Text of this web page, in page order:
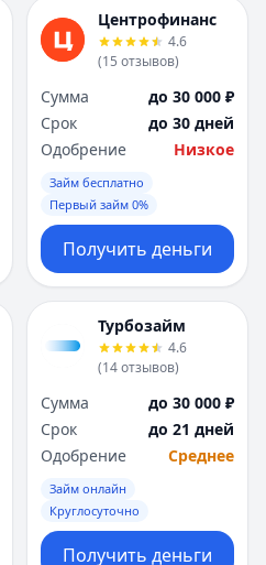
С
Самара
Саратов
Севастополь
Сочи
Сургут
Т
Тверь
Тольятти
Томск
Тула
Тюмень
У
Ульяновск
Х
Хабаровск
Ч
Чебоксары
Челябинск
С
Самара
Саратов
Севастополь
Сочи
Сургут
Т
Тверь
Тольятти
Томск
Тула
Тюмень
У
Ульяновск
Х
Хабаровск
Ч
Чебоксары
Челябинск
Центрофинанс
4.6
(15 отзывов)
Сумма
до 30 000 ₽
Срок
до 30 дней
Одобрение
Низкое
Займ бесплатно
Первый займ 0%
Получить деньги
Турбозайм
4.6
(14отзывов)
Сумма
до 30 000 ₽
Срок
до 21 дней
Одобрение
Среднее
Займ онлайн
Круглосуточно
Получить деньги